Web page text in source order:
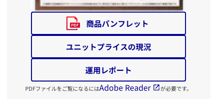
商品パンフレット
ユニットプライスの現況
運用レポート
PDFファイルをご覧になるにはAdobe Reader が必要です。